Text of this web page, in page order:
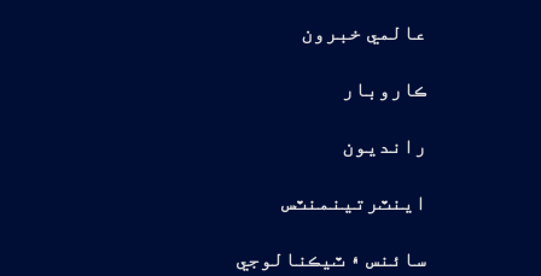
عالمي خبرون
ڪاروبار
رانديون
اينٽرتينمنٽس
سائنس ۽ ٽيڪنالوجي